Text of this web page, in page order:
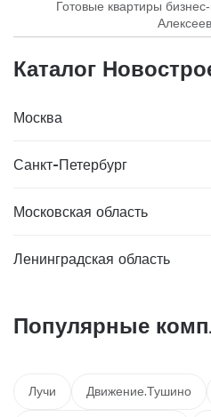
Готовые квартиры
Каталог
Москва
Санкт-Петербург
Московская область
Ленинградская область
Популярные
Лучи Движение.Тушино